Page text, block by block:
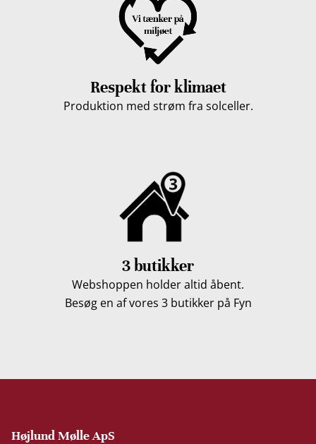
Respekt for klimaet
Produktion med strøm fra solceller.
3 butikker
Webshoppen holder altid åbent.
Besøg en af vores 3 butikker på Fyn
Højlund Mølle ApS